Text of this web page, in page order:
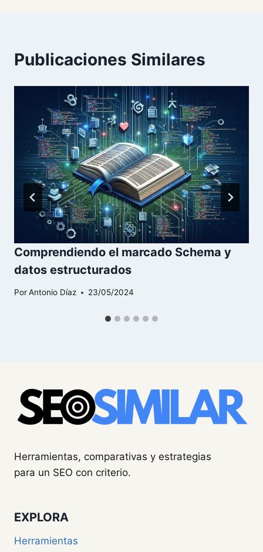
Publicaciones Similares
Comprendiendo el marcado Schema y
datos estructurados
PorAntonio Díaz 23/05/2024
Herramientas, comparativas y estrategias
para un SEO con criterio.
EXPLORA
Herramientas